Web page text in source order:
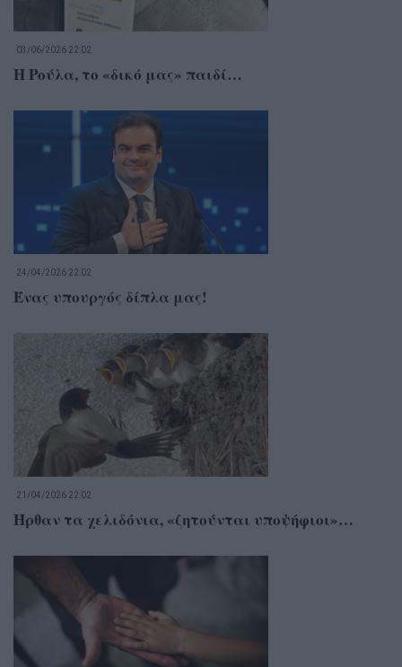
03/06/2026 22:02
Η Ρούλα, το «δικό μας» παιδί…
24/04/2026 22:02
Ένας υπουργός δίπλα μας!
21/04/2026 22:02
Ήρθαν τα χελιδόνια, «ζητούνται υποψήφιοι»…